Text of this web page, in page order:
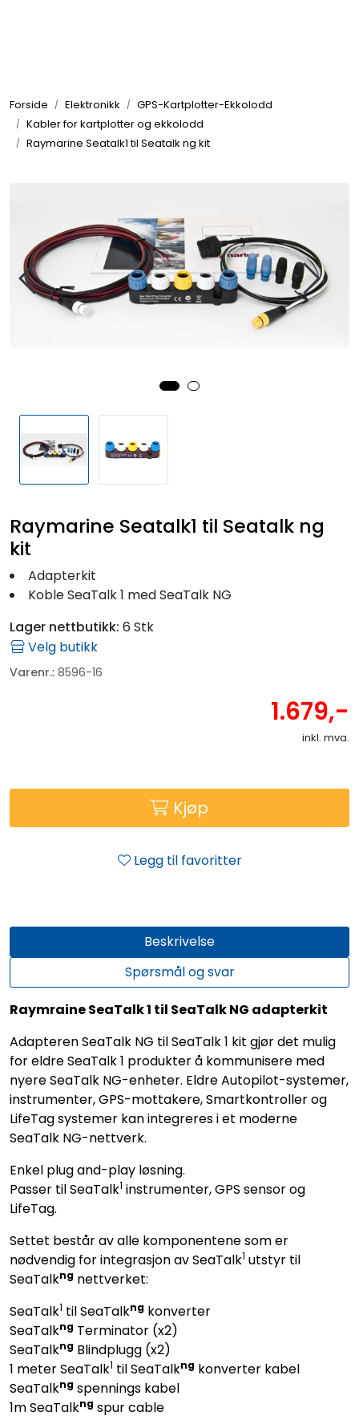
Forside Elektronikk
GPS-Kartplotter-Ekkolodd
Kabler for kartplotter og ekkolodd
Raymarine Seatalk1 til Seatalk ng kit
Raymarine Seatalk1 til Seatalk ng
kit
Adapterkit
Koble SeaTalk 1 med SeaTalk NG
Lager nettbutikk: 6 Stk
Velg butikk
Varenr.: 8596-16
1.679,-
inkl. mva.
Kjøp
Legg til favoritter
Beskrivelse
Spørsmål og svar
Raymraine SeaTalk 1 til SeaTalk NG adapterkit
Adapteren SeaTalk NG til SeaTalk 1 kit gjør det mulig
for eldre SeaTalk 1 produkter å kommunisere med
nyere SeaTalk NG-enheter. Eldre Autopilot-systemer,
instrumenter, GPS-mottakere, Smartkontroller og
LifeTag systemer kan integreres i et moderne
SeaTalk NG-nettverk.
Enkel plug and-play løsning.
Passer til SeaTalk1 instrumenter, GPS sensor og
LifeTag.
Settet består av alle komponentene som er
nødvendig for integrasjon av SeaTalk1 utstyr til
SeaTalkng nettverket:
SeaTalk1 til SeaTalkng konverter
SeaTalkng Terminator (x2)
SeaTalkng Blindplugg (x2)
1 meter SeaTalk1 til SeaTalkng konverter kabel
SeaTalkng spennings kabel
1m SeaTalkng spur cable
Elektrisk
VVS
Motor/Styring
Fritid/Sikkerhet
Båtpleie/Opplag